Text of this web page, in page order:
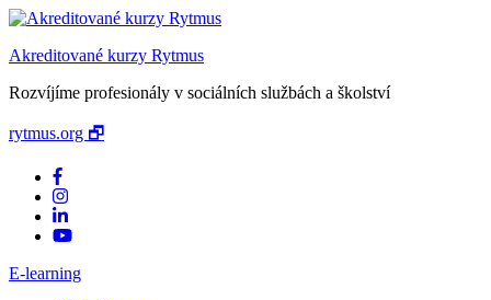
Akreditované kurzy Rytmus
Rozvíjíme profesionály v sociálních službách a školství
rytmus.org 🗗
E-learning